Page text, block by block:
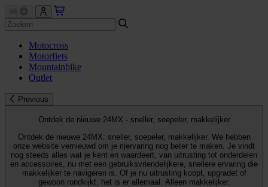
Motocross
Motorfiets
Mountainbike
Outlet
Previous
Ontdek de nieuwe 24MX - sneller, soepeler, makkelijker
Ontdek de nieuwe 24MX: sneller, soepeler, makkelijker. We hebben
onze website vernieuwd om je rijervaring nog beter te maken. Je vindt
nog steeds alles wat je kent en waardeert, van uitrusting tot onderdelen
en accessoires, nu met een gebruiksvriendelijkere, snellere ervaring die
makkelijker te navigeren is. Of je nu uitrusting koopt, upgradet of
gewoon rondkijkt, het is er allemaal. Alleen makkelijker.